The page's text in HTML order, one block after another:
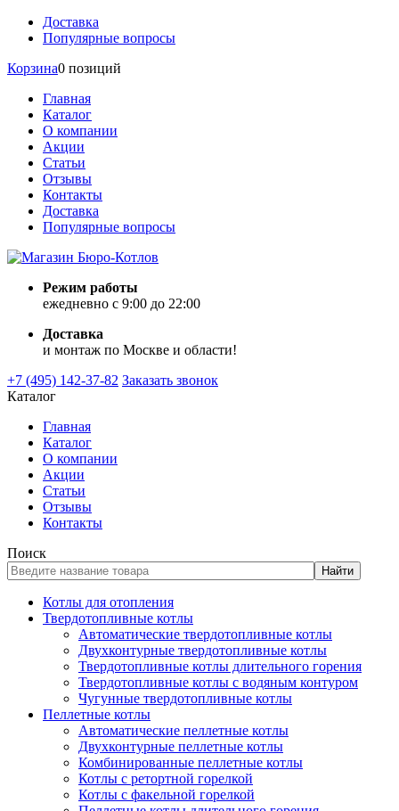
Доставка
Популярные вопросы
Корзина0 позиций
Главная
Каталог
О компании
Акции
Статьи
Отзывы
Контакты
Доставка
Популярные вопросы
Режим работы
ежедневно с 9:00 до 22:00
Доставка
и монтаж по Москве и области!
+7 (495) 142-37-82 Заказать звонок
Каталог
Главная
Каталог
О компании
Акции
Статьи
Отзывы
Контакты
Поиск
Найти
Котлы для отопления
Твердотопливные котлы
Автоматические твердотопливные котлы
Двухконтурные твердотопливные котлы
Твердотопливные котлы длительного горения
Твердотопливные котлы с водяным контуром
Чугунные твердотопливные котлы
Пеллетные котлы
Автоматические пеллетные котлы
Двухконтурные пеллетные котлы
Комбинированные пеллетные котлы
Котлы с ретортной горелкой
Котлы с факельной горелкой